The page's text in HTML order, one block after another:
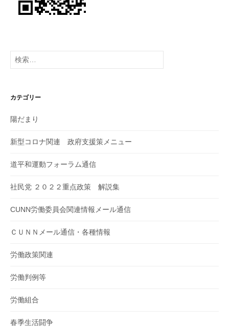
検
索:
カテゴリー
陽だまり
新型コロナ関連 政府支援策メニュー
道平和運動フォーラム通信
社民党 ２０２２重点政策 解説集
CUNN労働委員会関連情報メール通信
ＣＵＮＮメール通信・各種情報
労働政策関連
労働判例等
労働組合
春季生活闘争